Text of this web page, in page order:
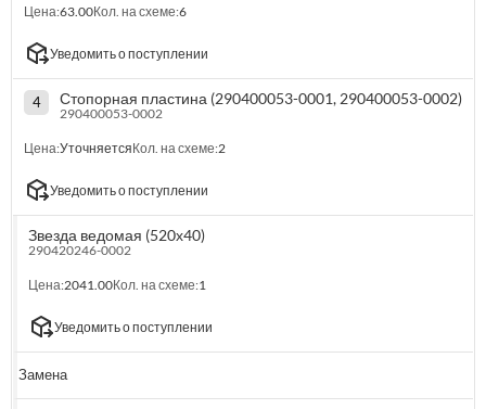
Цена:63.00Кол. на схеме:6
Уведомить о поступлении
4 Стопорная пластина (290400053-0001, 290400053-0002)
290400053-0002
Цена:УточняетсяКол. на схеме:2
Уведомить о поступлении
Звезда ведомая (520х40)
290420246-0002
Цена:2041.00Кол. на схеме:1
Уведомить о поступлении
Замена